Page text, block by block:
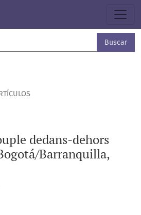
Buscar
dedans-dehors
Barranquilla,